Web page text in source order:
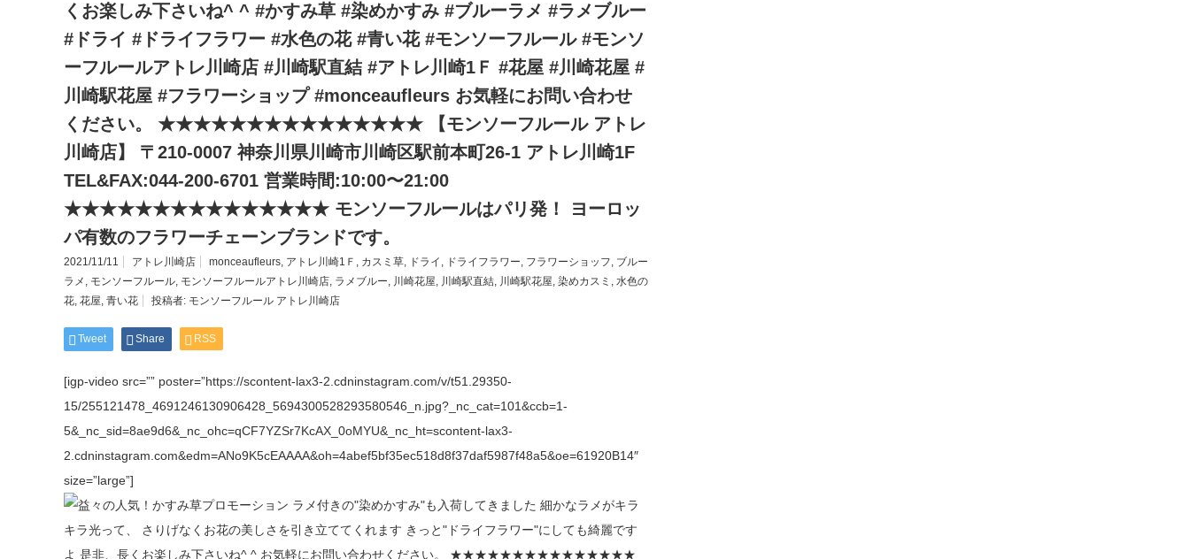
くお楽しみ下さいね^ ^ #かすみ草 #染めかすみ #ブルーラメ #ラメブルー
#ドライ #ドライフラワー #水色の花 #青い花 #モンソーフルール #モンソ
ーフルールアトレ川崎店 #川崎駅直結 #アトレ川崎1Ｆ #花屋 #川崎花屋 #
川崎駅花屋 #フラワーショップ #monceaufleurs お気軽にお問い合わせ
ください。 ★★★★★★★★★★★★★★★ 【モンソーフルール アトレ
川崎店】 〒210-0007 神奈川県川崎市川崎区駅前本町26-1 アトレ川崎1F
TEL&FAX:044-200-6701 営業時間:10:00〜21:00
★★★★★★★★★★★★★★★ モンソーフルールはパリ発！ ヨーロッ
パ有数のフラワーチェーンブランドです。
2021/11/11 アトレ川崎店 monceaufleurs, アトレ川崎1Ｆ , カスミ草, ドライ , ドライフラワー, フラワーショッフ, ブルー
ラメ , モンソーフルール, モンソーフルールアトレ川崎店, ラメブルー, 川崎花屋, 川崎駅直結, 川崎駅花屋, 染めカスミ , 水色の
花, 花屋, 青い花 投稿者: モンソーフルール アトレ川崎店
Tweet Share RSS
[igp-video src=”” poster=”https://scontent-lax3-2.cdninstagram.com/v/t51.29350-
15/255121478_4691246130906428_5694300528293580546_n.jpg?_nc_cat=101&ccb=1-
5&_nc_sid=8ae9d6&_nc_ohc=qCF7YZSr7KcAX_0oMYU&_nc_ht=scontent-lax3-
2.cdninstagram.com&edm=ANo9K5cEAAAA&oh=4abef5bf35ec518d8f37daf5987f48a5&oe=61920B14″
size=”large”]